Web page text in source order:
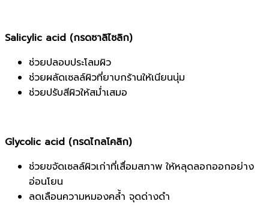
Salicylic acid (กรดซาลิไซลิก)
ช่วยปลอบประโลมผิว
ช่วยผลัดเซลล์ผิวที่ยาบกร้านให้เนียนนุ่ม
ช่วยปรับสีผิวให้สม่ำเสมอ
Glycolic acid (กรดไกลโคลิก)
ช่วยขจัดเซลล์ผิวเก่าที่เสื่อมสภาพ ให้หลุดลอกออกอย่าง
อ่อนโยน
ลดเลือนความหมองคล้ำ จุดด่างดำ